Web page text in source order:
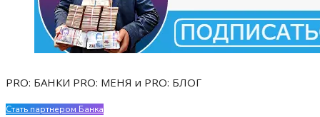
PRO: БАНКИ PRO: МЕНЯ и PRO: БЛОГ
Стать партнером Банка